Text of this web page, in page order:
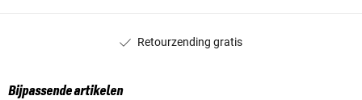
Retourzending gratis
Bijpassende artikelen